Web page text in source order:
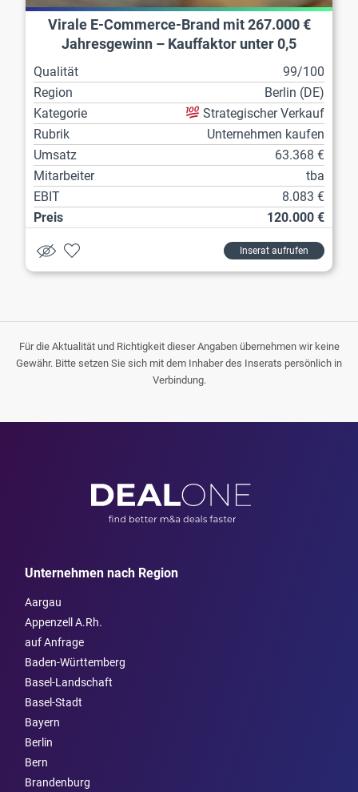
Virale E-Commerce-Brand mit 267.000 €
Jahresgewinn – Kauffaktor unter 0,5
Qualität
99/100
Region
Berlin (DE)
Kategorie
Strategischer Verkauf
Rubrik
Unternehmen kaufen
Umsatz
63.368 €
Mitarbeiter
tba
EBIT
8.083 €
Preis
120.000 €
Inserat aufrufen
Für die Aktualität und Richtigkeit dieser Angaben übernehmen wir keine
Gewähr. Bitte setzen Sie sich mit dem Inhaber des Inserats persönlich in
Verbindung.
Unternehmen nach Region
Aargau
Appenzell A.Rh.
auf Anfrage
Baden-Württemberg
Basel-Landschaft
Basel-Stadt
Bayern
Berlin
Bern
Brandenburg